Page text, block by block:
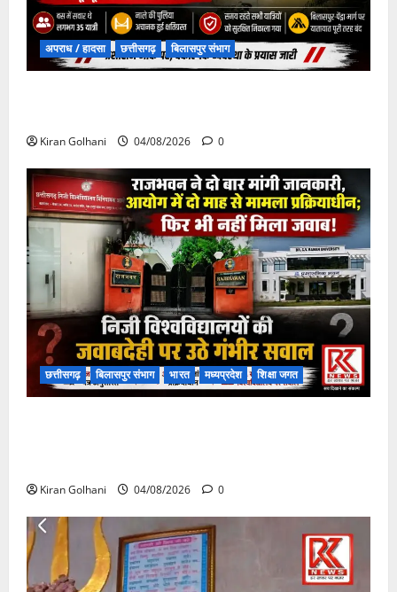
अपराध / हादसा छत्तीसगढ़ बिलासपुर संभाग
Kiran Golhani 04/08/2026 0
छत्तीसगढ़ बिलासपुर संभाग भारत मध्यप्रदेश शिक्षा जगत
Kiran Golhani 04/08/2026 0